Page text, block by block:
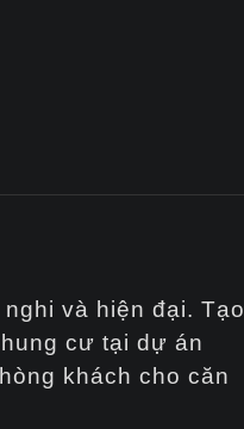
và hiện đại. Tạo
cư tại dự án
khách cho căn